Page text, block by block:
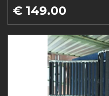
€ 149.00